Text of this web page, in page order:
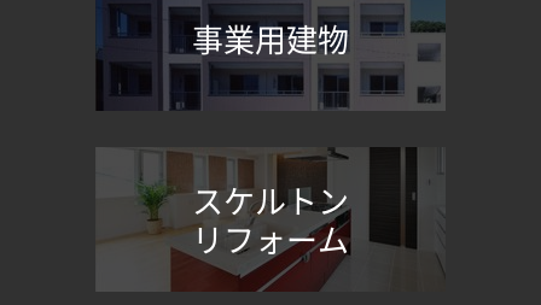
事業用建物
スケルトン
リフォーム